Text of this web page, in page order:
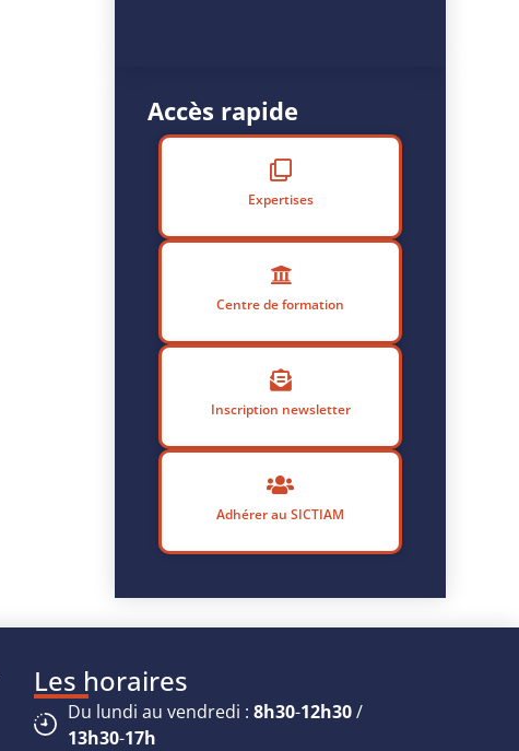
Accès rapide
Expertises
Centre de formation
Inscription newsletter
Adhérer au SICTIAM
Les horaires
Du lundi au vendredi : 8h30-12h30/
13h30-17h